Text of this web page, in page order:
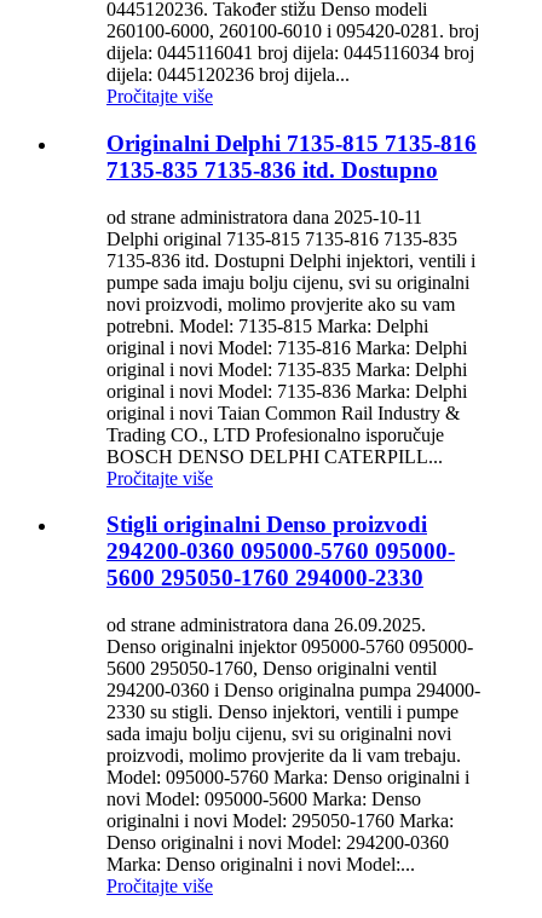
0445120236. Također stižu Denso modeli
260100-6000, 260100-6010 i 095420-0281. broj
dijela: 0445116041 broj dijela: 0445116034 broj
dijela: 0445120236 broj dijela...
Pročitajte više
Originalni Delphi 7135-815 7135-816
7135-835 7135-836 itd. Dostupno
od strane administratora dana 2025-10-11
Delphi original 7135-815 7135-816 7135-835
7135-836 itd. Dostupni Delphi injektori, ventili i
pumpe sada imaju bolju cijenu, svi su originalni
novi proizvodi, molimo provjerite ako su vam
potrebni. Model: 7135-815 Marka: Delphi
original i novi Model: 7135-816 Marka: Delphi
original i novi Model: 7135-835 Marka: Delphi
original i novi Model: 7135-836 Marka: Delphi
original i novi Taian Common Rail Industry &
Trading CO., LTD Profesionalno isporučuje
BOSCH DENSO DELPHI CATERPILL...
Pročitajte više
Stigli originalni Denso proizvodi
294200-0360 095000-5760 095000-
5600 295050-1760 294000-2330
od strane administratora dana 26.09.2025.
Denso originalni injektor 095000-5760 095000-
5600 295050-1760, Denso originalni ventil
294200-0360 i Denso originalna pumpa 294000-
2330 su stigli. Denso injektori, ventili i pumpe
sada imaju bolju cijenu, svi su originalni novi
proizvodi, molimo provjerite da li vam trebaju.
Model: 095000-5760 Marka: Denso originalni i
novi Model: 095000-5600 Marka: Denso
originalni i novi Model: 295050-1760 Marka:
Denso originalni i novi Model: 294200-0360
Marka: Denso originalni i novi Model:...
Pročitajte više